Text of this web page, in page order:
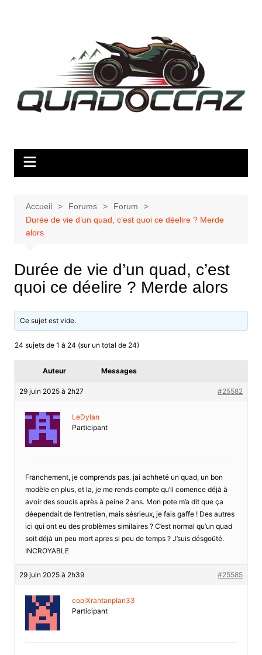
Accueil Forums
Forum
Durée de vie d’un quad, c’est quoi ce déelire ? Merde
alors
Durée de vie d’un quad, c’est
quoi ce déelire ? Merde alors
Ce sujet est vide.
24 sujets de 1 à 24 (sur un total de 24)
Auteur Messages
29 juin 2025 à 2h27 #25582
LeDylan
Participant
Franchement, je comprends pas. jai achheté un quad, un bon
modèle en plus, et la, je me rends compte qu’il comence déjà à
avoir des soucis après à peine 2 ans. Mon pote m’a dit que ça
déependait de l’entretien, mais sésrieux, je fais gaffe ! Des autres
ici qui ont eu des problèmes similaires ? C’est normal qu’un quad
soit déjà un peu mort apres si peu de temps ? J’suis désgoûté.
INCROYABLE
29 juin 2025 à 2h39 #25585
coolXrantanplan33
Participant